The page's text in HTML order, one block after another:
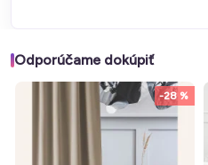
Odporúčame dokúpiť
-28 %